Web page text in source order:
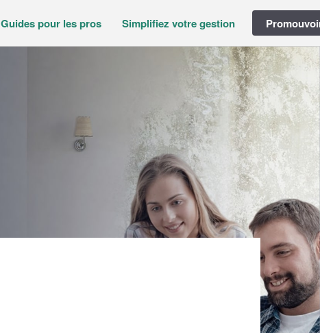
Guides pour les pros Simplifiez votre gestion